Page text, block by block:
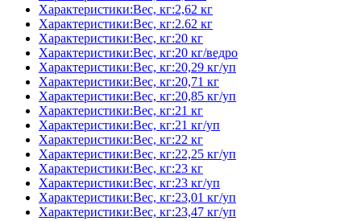
Характеристики:Вес, кг:2,62 кг
Характеристики:Вес, кг:2.62 кг
Характеристики:Вес, кг:20 кг
Характеристики:Вес, кг:20 кг/ведро
Характеристики:Вес, кг:20,29 кг/уп
Характеристики:Вес, кг:20,71 кг
Характеристики:Вес, кг:20,85 кг/уп
Характеристики:Вес, кг:21 кг
Характеристики:Вес, кг:21 кг/уп
Характеристики:Вес, кг:22 кг
Характеристики:Вес, кг:22,25 кг/уп
Характеристики:Вес, кг:23 кг
Характеристики:Вес, кг:23 кг/уп
Характеристики:Вес, кг:23,01 кг/уп
Характеристики:Вес, кг:23,47 кг/уп